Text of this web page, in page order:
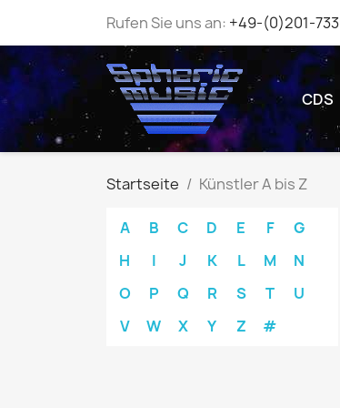
Rufen Sie uns an: +49-(0)201-
CDS
Startseite Künstler A bis Z
A B C D E F
G
H
I J K L M
N
O
P Q R S T
U
V
W X Y Z #